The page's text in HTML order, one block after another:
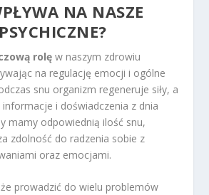
NA NASZE
rolę w naszym zdrowiu
na regulację emocji i ogólne
snu organizm regeneruje siły, a
i doświadczenia z dnia
mamy odpowiednią ilość snu,
zdolność do radzenia sobie z
oraz emocjami.
prowadzić do wielu problemów